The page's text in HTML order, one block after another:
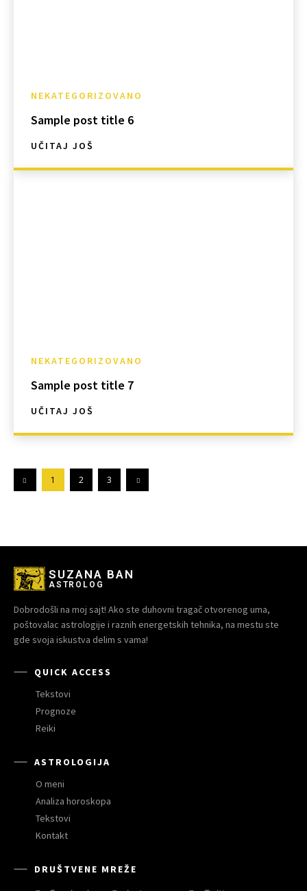
NEKATEGORIZOVANO
Sample post title 6
UČITAJ JOŠ
NEKATEGORIZOVANO
Sample post title 7
UČITAJ JOŠ
1 2 3
SUZANA BAN
ASTROLOG
Dobrodošli na moj sajt! Ako ste duhovni tragač otvorenog uma,
poštovalac astrologije i raznih energetskih tehnika, na mestu ste
gde svoja iskustva delim s vama!
QUICK ACCESS
Tekstovi
Prognoze
Reiki
ASTROLOGIJA
O meni
Analiza horoskopa
Tekstovi
Kontakt
DRUŠTVENE MREŽE